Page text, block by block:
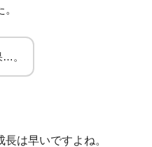
。
は早いですよね。